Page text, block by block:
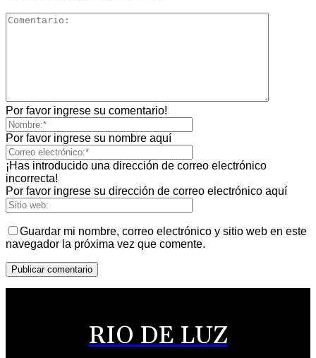
Por favor ingrese su comentario!
Por favor ingrese su nombre aquí
¡Has introducido una dirección de correo electrónico
incorrecta!
Por favor ingrese su dirección de correo electrónico aquí
Guardar mi nombre, correo electrónico y sitio web en este
navegador la próxima vez que comente.
RIO DE LUZ